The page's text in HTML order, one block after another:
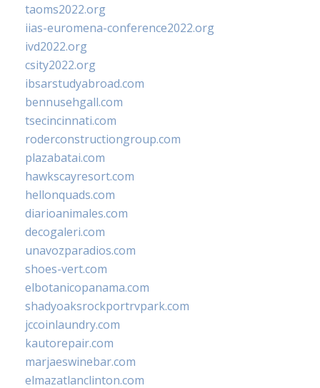
taoms2022.org
iias-euromena-conference2022.org
ivd2022.org
csity2022.org
ibsarstudyabroad.com
bennusehgall.com
tsecincinnati.com
roderconstructiongroup.com
plazabatai.com
hawkscayresort.com
hellonquads.com
diarioanimales.com
decogaleri.com
unavozparadios.com
shoes-vert.com
elbotanicopanama.com
shadyoaksrockportrvpark.com
jccoinlaundry.com
kautorepair.com
marjaeswinebar.com
elmazatlanclinton.com